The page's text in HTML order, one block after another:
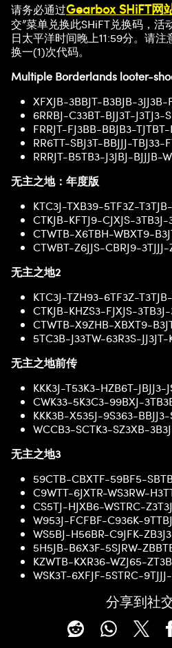
请务必通过Gearbox SHiFT网
交”菜单兑换此SHiFT兑换码，活
日太平洋时间晚上11:59分。请
换一(1)次代码。
Multiple Borderlands looter-
XFXJB-3BBJT-B3BJB-
6RRBJ-C33BT-BJJ3T-J3TJ3-
FRRJT-FJ3BB-BBJB3-
RR6TT-SBJ3T-BBJJJ-TBJ33-
RRRJT-B5TB3-J3JBJ-BJJJB-
无主之地：年度版
KTC3J-TXB39-5TF3Z-
CTKJB-KFTJ9-CJXJS-
CTWTB-X6TBH-WBXT9-
CTWBT-Z6JJS-CBRJ9-
无主之地2
KTC3J-TZH93-6TF3Z-
CTKJB-KHZS3-FJXJS-
CTWTB-X9ZHB-XBXT9-
5TC3B-J33TW-63R3S-JJ3JT-
无主之地前传
KKK3J-T53K3-HZB6T-JBJJ3-
CWK33-5K3C3-99BXJ-
KKK3B-X535J-9S363-
WCCB3-SCTK3-SZ3XB-
无主之地3
59CTB-CBXTF-59BF5-
C9WTT-6JXTR-WS3RW-
CS5TJ-HJXB6-WSTRC-
W953J-FCFBF-C936K-
WS5BJ-H56BR-C9JFK-
5H5JB-B6X3F-5SJRW-
KZWTB-KXR36-WZJ65-
WSK3T-6XFJF-5STRC-
分享到社